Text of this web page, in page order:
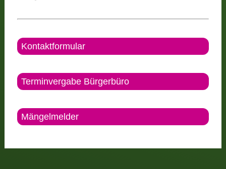
Kontaktformular
Terminvergabe Bürgerbüro
Mängelmelder